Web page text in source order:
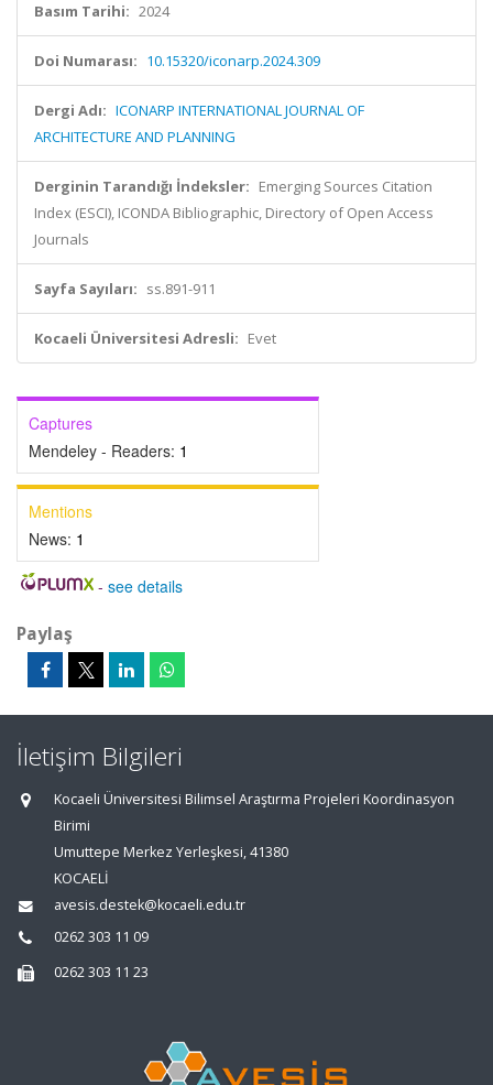
Basım Tarihi: 2024
Doi Numarası: 10.15320/iconarp.2024.309
Dergi Adı: ICONARP INTERNATIONAL JOURNAL OF
ARCHITECTURE AND PLANNING
Derginin Tarandığı İndeksler: Emerging Sources Citation
Index (ESCI), ICONDA Bibliographic, Directory of Open Access
Journals
Sayfa Sayıları: ss.891-911
Kocaeli Üniversitesi Adresli: Evet
Captures
Mendeley - Readers: 1
Mentions
News: 1
- see details
Paylaş
İletişim Bilgileri
Kocaeli Üniversitesi Bilimsel Araştırma Projeleri Koordinasyon
Birimi
Umuttepe Merkez Yerleşkesi, 41380
KOCAELİ
avesis.destek@kocaeli.edu.tr
0262 303 11 09
0262 303 11 23